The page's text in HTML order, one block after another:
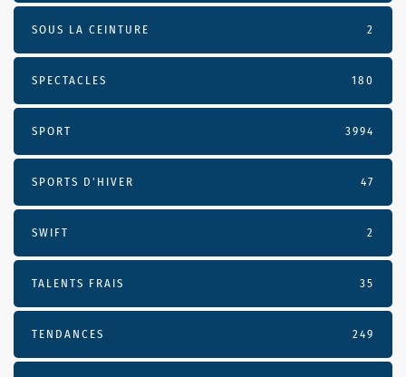
SOUS LA CEINTURE 2
SPECTACLES 180
SPORT 3994
SPORTS D'HIVER 47
SWIFT 2
TALENTS FRAIS 35
TENDANCES 249